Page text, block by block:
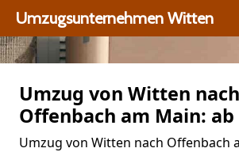
Umzugsunternehmen Witten
Umzug von Witten nach
Offenbach am Main: ab
Umzug von Witten nach Offenbach